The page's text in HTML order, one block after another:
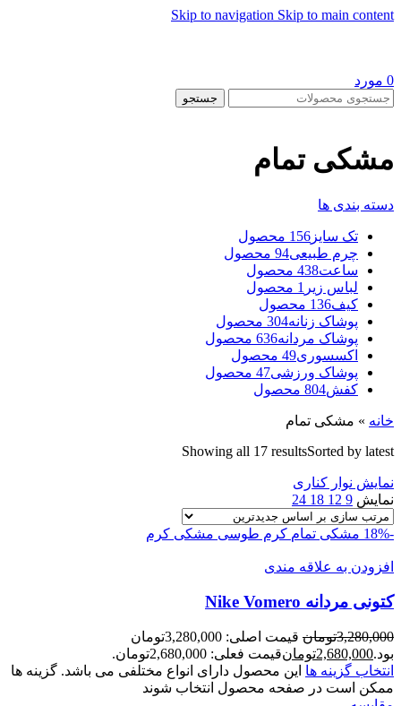
Skip to navigation Skip to main content
0 مورد
جستجو
مشکی تمام
دسته بندی ها
تک سایز 156 محصول
چرم طبیعی94 محصول
ساعت438 محصول
لباس زیر 1 محصول
کیف136 محصول
پوشاک زنانه304 محصول
پوشاک مردانه636 محصول
اکسسوری49 محصول
پوشاک ورزشی47 محصول
کفش804 محصول
خانه » مشکی تمام
Showing all 17 resultsSorted by latest
نمایش نوار کناری
نمایش 9
12
18
24
-18% مشکی تمام کرم طوسی مشکی کرم
افزودن به علاقه مندی
کتونی مردانه Nike Vomero
3,280,000تومان
قیمت اصلی: 3,280,000تومان
بود.2,680,000تومانقیمت فعلی: 2,680,000تومان.
انتخاب گزینه ها این محصول دارای انواع مختلفی می باشد. گزینه ها
ممکن است در صفحه محصول انتخاب شوند